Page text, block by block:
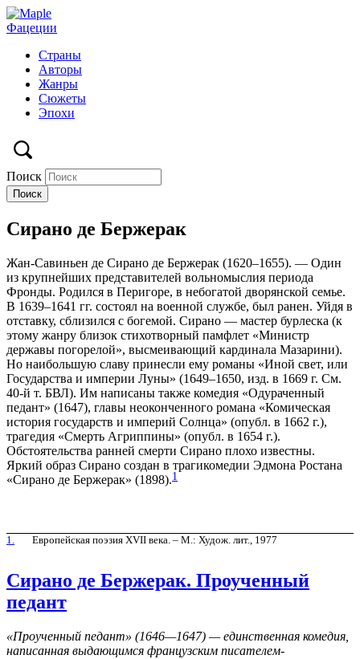
Фацеции
Страны
Авторы
Жанры
Сюжеты
Эпохи
Поиск
Сирано де Бержерак
Жан-Савиньен де Сирано де Бержерак (1620–1655). — Один
из крупнейших представителей вольномыслия периода
Фронды. Родился в Перигоре, в небогатой дворянской семье.
В 1639–1641 гг. состоял на военной службе, был ранен. Уйдя в
отставку, сблизился с богемой. Сирано — мастер бурлеска (к
этому жанру близок стихотворный памфлет «Министр
державы погорелой», высмеивающий кардинала Мазарини).
Но наибольшую славу принесли ему романы «Иной свет, или
Государства и империи Луны» (1649–1650, изд. в 1669 г. См.
40-й т. БВЛ). Им написаны также комедия «Одураченный
педант» (1647), главы неоконченного романа «Комическая
история государств и империй Солнца» (опубл. в 1662 г.),
трагедия «Смерть Агриппины» (опубл. в 1654 г.).
Обстоятельства ранней смерти Сирано плохо известны.
Яркий образ Сирано создан в трагикомедии Эдмона Ростана
«Сирано де Бержерак» (1898).1
1. Европейская поэзия XVII века. – М.: Худож. лит., 1977
Сирано де Бержерак. Проученный
педант
«Проученный педант» (1646—1647) — единственная комедия,
написанная выдающимся французским писателем-